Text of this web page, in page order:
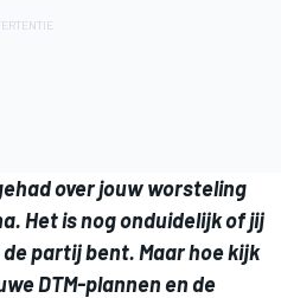
over jouw worsteling
Het is nog onduidelijk of jij
de partij bent. Maar hoe kijk
DTM-plannen en de